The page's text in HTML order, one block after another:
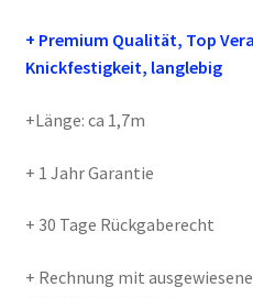
+ Premium Qualität, Top
Knickfestigkeit, langlebig
+Länge: ca 1,7m
+ 1 Jahr Garantie
+ 30 Tage Rückgaberecht
+ Rechnung mit